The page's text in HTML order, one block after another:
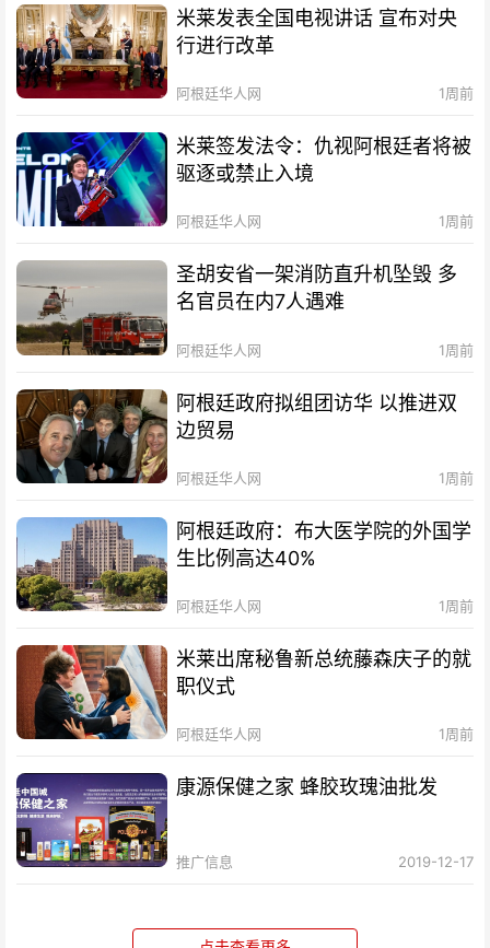
米莱发表全国电视讲话 宣布对央
行进行改革
阿根廷华人网 1周前
米莱签发法令：仇视阿根廷者将被
驱逐或禁止入境
阿根廷华人网 1周前
圣胡安省一架消防直升机坠毁 多
名官员在内7人遇难
阿根廷华人网 1周前
阿根廷政府拟组团访华 以推进双
边贸易
阿根廷华人网 1周前
阿根廷政府：布大医学院的外国学
生比例高达40%
阿根廷华人网 1周前
米莱出席秘鲁新总统藤森庆子的就
职仪式
阿根廷华人网 1周前
康源保健之家 蜂胶玫瑰油批发
推广信息 2019-12-17